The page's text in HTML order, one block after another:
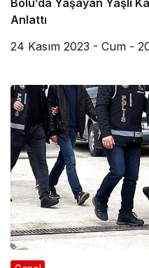
Bolu’da Yaşayan Yaşlı
Anlattı
24 Kasım 2023 - Cum -